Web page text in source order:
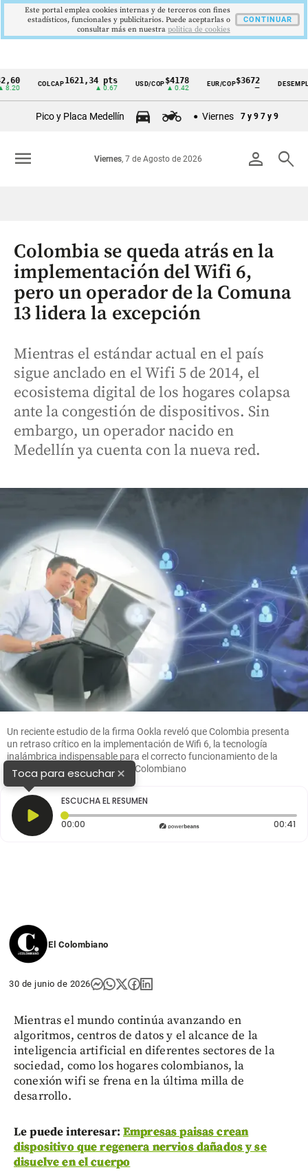
Cintillo
Colombia
COLCAP1621,34 pts USD/COP$4178
▲ 0.42
EUR/COP$3672
—
DESEMPLEO
▼
Pico y Placa Medellín Viernes 7 y 9 7 y 9
person search
Viernes, 7 de Agosto de 2026
menu
Colombia se queda atrás en la
implementación del Wifi 6,
pero un operador de la Comuna
13 lidera la excepción
Mientras el estándar actual en el país
sigue anclado en el Wifi 5 de 2014, el
ecosistema digital de los hogares colapsa
ante la congestión de dispositivos. Sin
embargo, un operador nacido en
Medellín ya cuenta con la nueva red.
Un reciente estudio de la firma Ookla reveló que Colombia presenta
un retraso crítico en la implementación de Wifi 6, la tecnología
inalámbrica indispensable para el correcto funcionamiento de la
inteligencia artificial. FOTO: El Colombiano
Toca para escuchar×
ESCUCHA EL RESUMEN
00:00 Tiempo transcurrido: 0 segundos 00:41
El Colombiano
30 de junio de 2026
Mientras el mundo continúa avanzando en
algoritmos, centros de datos y el alcance de la
inteligencia artificial en diferentes sectores de la
sociedad, como los hogares colombianos, la
conexión wifi se frena en la última milla de
desarrollo.
Le puede interesar: Empresas paisas crean
dispositivo que regenera nervios dañados y se
disuelve en el cuerpo
Este portal emplea cookies internas y de terceros con fines
estadísticos, funcionales y publicitarios. Puede aceptarlas o
consultar más en nuestra politica de cookies
CONTINUAR